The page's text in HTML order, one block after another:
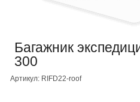
Багажник
300
Артикул: RIFD22-roof